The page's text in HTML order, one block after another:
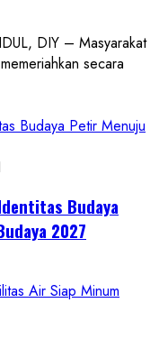
DIY – Masyarakat
secara
Budaya Petir Menuju
Budaya
2027
Air Siap Minum